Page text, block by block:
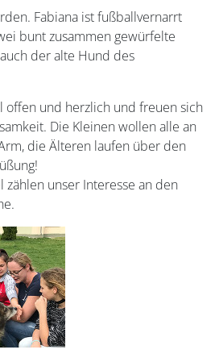
Fabiana ist fußballvernarrt
bunt zusammen gewürfelte
der alte Hund des
offen und herzlich und freuen sich
Die Kleinen wollen alle an
die Älteren laufen über den
unser Interesse an den